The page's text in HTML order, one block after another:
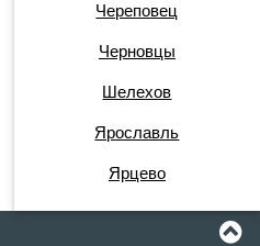
Череповец
Черновцы
Шелехов
Ярославль
Ярцево